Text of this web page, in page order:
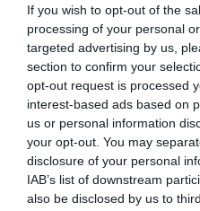
If you wish to opt-out of the
processing of your personal
targeted advertising by us,
section to confirm your
opt-out request is processed
interest-based ads based on
us or personal information
your opt-out. You may
disclosure of your personal
IAB’s list of downstream
also be disclosed by us to
Nike crece en el fútbol
técnico de Vasco por 6
2033